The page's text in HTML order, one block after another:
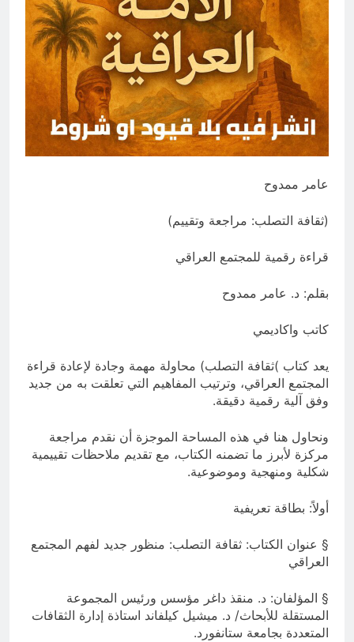
15 ساعة Ago
إقليم كردستان إلى أين؟ الطريق إلى
سقوط الحكومات… يبدأ من خلف أبوابها
المغلقة20 ساعة Ago
عامر ممدوح
(ثقافة التصلب: مراجعة وتقييم)
قراءة رقمية للمجتمع العراقي
بقلم: د. عامر ممدوح
كاتب واكاديمي
يعد كتاب )ثقافة التصلب) محاولة مهمة وجادة لإعادة قراءة
المجتمع العراقي، وترتيب المفاهيم التي تعلقت به من جديد
وفق آلية رقمية دقيقة.
ونحاول هنا في هذه المساحة الموجزة أن نقدم مراجعة
مركزة لأبرز ما تضمنه الكتاب، مع تقديم ملاحظات تقييمية
شكلية ومنهجية وموضوعية.
أولاً: بطاقة تعريفية
§ عنوان الكتاب: ثقافة التصلب: منظور جديد لفهم المجتمع
العراقي
§ المؤلفان: د. منقذ داغر مؤسس ورئيس المجموعة
المستقلة للأبحاث/ د. ميشيل كيلفاند استاذة إدارة الثقافات
المتعددة بجامعة ستانفورد.